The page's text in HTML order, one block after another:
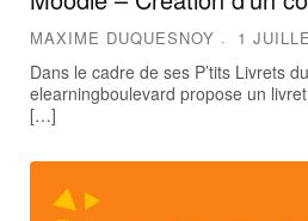
MAXIME DUQUESNOY 1
Dans le cadre de ses P’tits Livrets
elearningboulevard propose un
[…]